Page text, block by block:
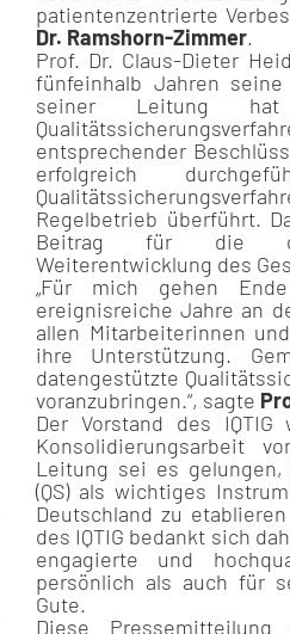
patientenzentrierte
Dr. Ramshorn-Zimmer.
Prof. Dr. Claus-Dieter
fünfeinhalb Jahren
seiner Leitung
entsprechender
erfolgreich
Regelbetrieb überführt.
Beitrag für die
Weiterentwicklung des
„Für mich gehen
ereignisreiche Jahre an
allen Mitarbeiterinnen
ihre Unterstützung.
datengestützte
voranzubringen.“, sagte
Der Vorstand des
Konsolidierungsarbeit
Leitung sei es gelungen,
(QS) als wichtiges
Deutschland zu
des IQTIG bedankt sich
engagierte und
persönlich als auch für
Gute.
Diese